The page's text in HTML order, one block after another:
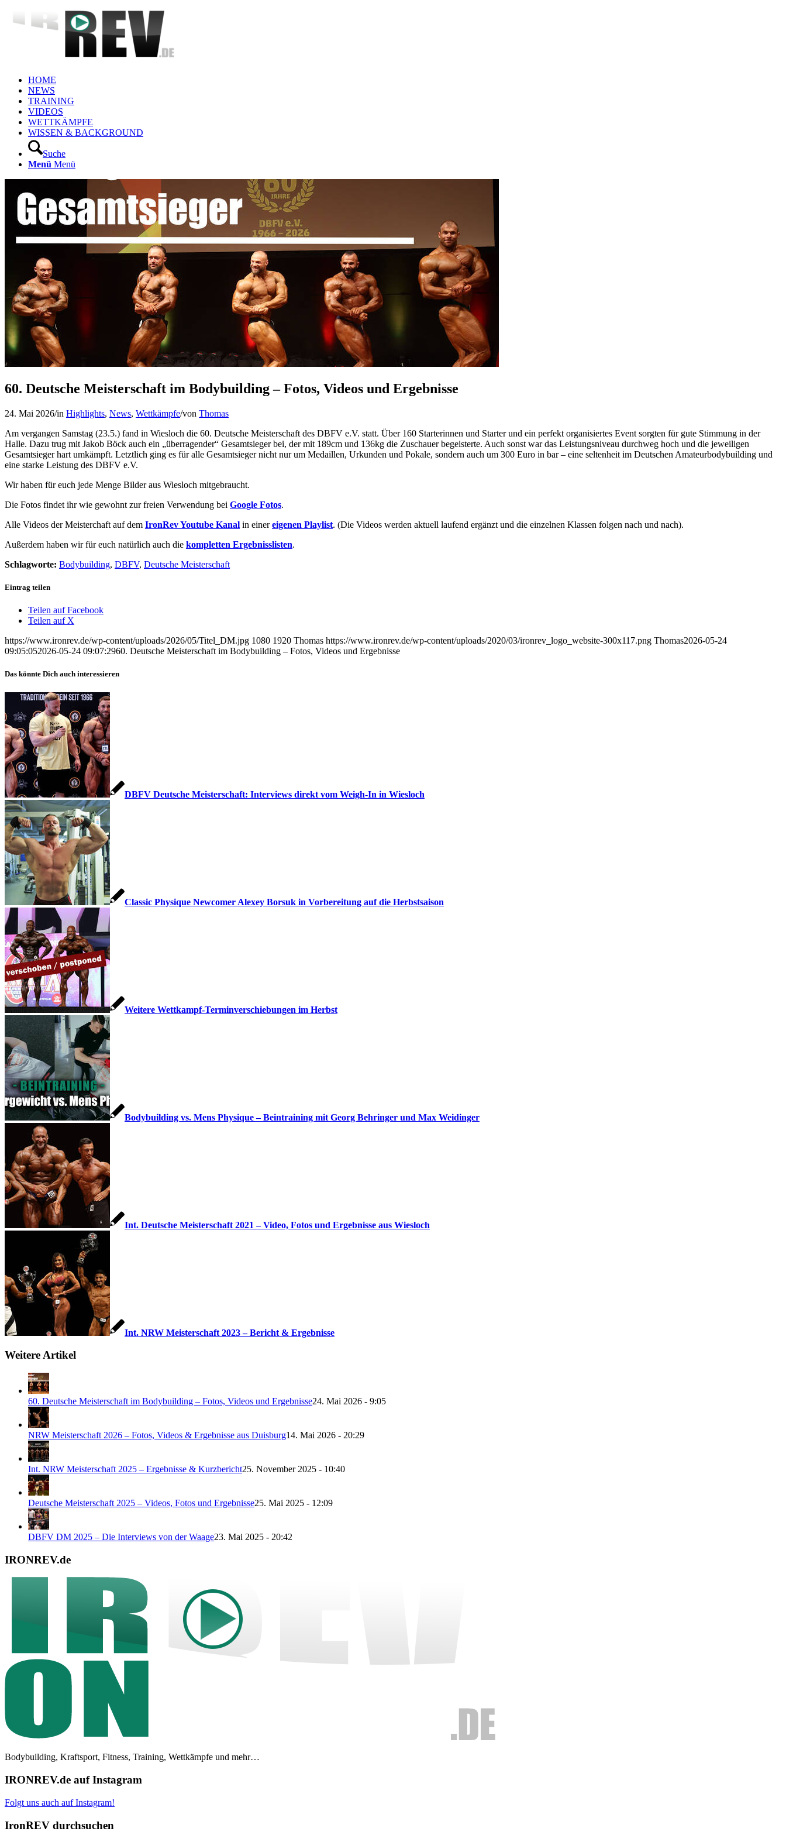
HOME
NEWS
TRAINING
VIDEOS
WETTKÄMPFE
WISSEN & BACKGROUND
Suche
Menü Menü
60. Deutsche Meisterschaft im Bodybuilding – Fotos, Videos und Ergebnisse
24. Mai 2026/in Highlights, News, Wettkämpfe/von Thomas
Am vergangen Samstag (23.5.) fand in Wiesloch die 60. Deutsche Meisterschaft des DBFV e.V. statt. Über 160 Starterinnen und Starter und ein perfekt organisiertes Event sorgten für gute Stimmung in der
Halle. Dazu trug mit Jakob Böck auch ein „überragender“ Gesamtsieger bei, der mit 189cm und 136kg die Zuschauer begeisterte. Auch sonst war das Leistungsniveau durchweg hoch und die jeweiligen
Gesamtsieger hart umkämpft. Letztlich ging es für alle Gesamtsieger nicht nur um Medaillen, Urkunden und Pokale, sondern auch um 300 Euro in bar – eine seltenheit im Deutschen Amateurbodybuilding und
eine starke Leistung des DBFV e.V.
Wir haben für euch jede Menge Bilder aus Wiesloch mitgebraucht.
Die Fotos findet ihr wie gewohnt zur freien Verwendung bei Google Fotos.
Alle Videos der Meisterchaft auf dem IronRev Youtube Kanal in einereigenen Playlist. (Die Videos werden aktuell laufend ergänzt und die einzelnen Klassen folgen nach und nach).
Außerdem haben wir für euch natürlich auch die kompletten Ergebnisslisten.
Schlagworte: Bodybuilding, DBFV, Deutsche Meisterschaft
Eintrag teilen
Teilen auf Facebook
Teilen auf X
https://www.ironrev.de/wp-content/uploads/2026/05/Titel_DM.jpg 1080 1920 Thomas https://www.ironrev.de/wp-content/uploads/2020/03/ironrev_logo_website-300x117.png Thomas2026-05-24
09:05:052026-05-24 09:07:2960. Deutsche Meisterschaft im Bodybuilding – Fotos, Videos und Ergebnisse
Das könnte Dich auch interessieren
DBFV Deutsche Meisterschaft: Interviews direkt vom Weigh-In in Wiesloch
Classic Physique Newcomer Alexey Borsuk in Vorbereitung auf die Herbstsaison
Weitere Wettkampf-Terminverschiebungen im Herbst
Bodybuilding vs. Mens Physique – Beintraining mit Georg Behringer und Max Weidinger
Int. Deutsche Meisterschaft 2021 – Video, Fotos und Ergebnisse aus Wiesloch
Int. NRW Meisterschaft 2023 – Bericht & Ergebnisse
Weitere Artikel
60. Deutsche Meisterschaft im Bodybuilding – Fotos, Videos und Ergebnisse24. Mai 2026 - 9:05
NRW Meisterschaft 2026 – Fotos, Videos & Ergebnisse aus Duisburg14. Mai 2026 - 20:29
Int. NRW Meisterschaft 2025 – Ergebnisse & Kurzbericht25. November 2025 - 10:40
Deutsche Meisterschaft 2025 – Videos, Fotos und Ergebnisse25. Mai 2025 - 12:09
DBFV DM 2025 – Die Interviews von der Waage23. Mai 2025 - 20:42
IRONREV.de
Bodybuilding, Kraftsport, Fitness, Training, Wettkämpfe und mehr…
IRONREV.de auf Instagram
Folgt uns auch auf Instagram!
IronREV durchsuchen